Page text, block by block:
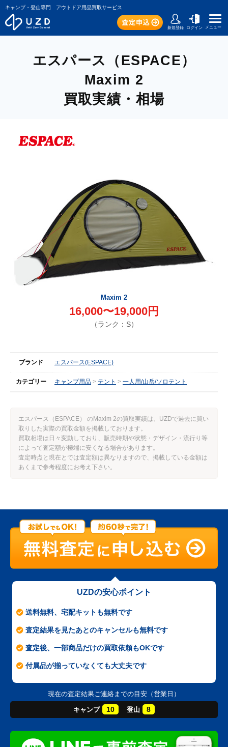
キャンプ・登山専門 アウトドア用品買取サービス
新規登録 ログイン メニュー
エスパース（ESPACE）
Maxim 2
買取実績・相場
Maxim 2
16,000〜19,000円
（ランク：S）
ブランド エスパース(ESPACE)
カテゴリー キャンプ用品 テント 一人用/山岳/ソロテント
エスパース（ESPACE） のMaxim 2の買取実績は、UZDで過去に買い
取りした実際の買取金額を掲載しております。
買取相場は日々変動しており、販売時期や状態・デザイン・流行り等
によって査定額が極端に安くなる場合があります。
査定時点と現在とでは査定額は異なりますので、掲載している金額は
あくまで参考程度にお考え下さい。
UZDの安心ポイント
送料無料、宅配キットも無料です
査定結果を見たあとのキャンセルも無料です
査定後、一部商品だけの買取依頼もOKです
付属品が揃っていなくても大丈夫です
現在の査定結果ご連絡までの目安（営業日）
キャンプ 10 登山 8